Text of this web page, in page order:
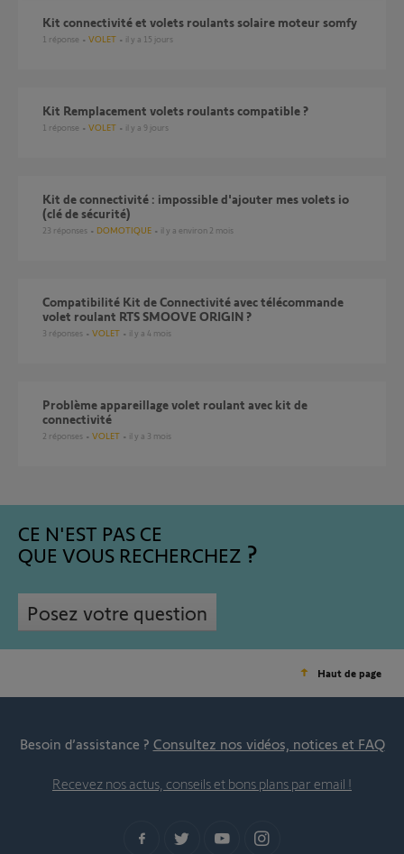
Kit connectivité et volets roulants solaire moteur somfy
1 réponse VOLET il y a 15 jours
Kit Remplacement volets roulants compatible ?
1 réponse VOLET il y a 9 jours
Kit de connectivité : impossible d'ajouter mes volets io
(clé de sécurité)
23 réponses DOMOTIQUE il y a environ 2 mois
Compatibilité Kit de Connectivité avec télécommande
volet roulant RTS SMOOVE ORIGIN ?
3 réponses VOLET il y a 4 mois
Problème appareillage volet roulant avec kit de
connectivité
2 réponses VOLET il y a 3 mois
CE N'EST PAS CE
QUE VOUS RECHERCHEZ
Posez votre question
Haut de page
Besoin d’assistance ? Consultez nos vidéos, notices et FAQ
Recevez nos actus, conseils et bons plans par email !